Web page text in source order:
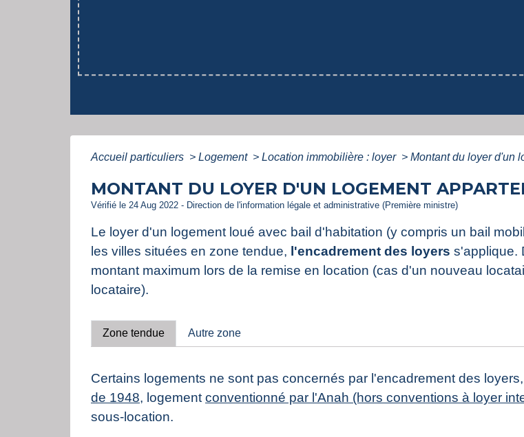
Accueil particuliers > Logement > Location immobilière : loyer > Montant du loyer d'un
MONTANT DU LOYER D'UN LOGEMENT
Vérifié le 24 Aug 2022 - Direction de l'information légale et administrative (Première ministre)
Le loyer d'un logement loué avec bail d'habitation (y compris un bail
les villes situées en zone tendue, l'encadrement des loyers s'applique.
montant maximum lors de la remise en location (cas d'un nouveau
locataire).
Zone tendue Autre zone
Certains logements ne sont pas concernés par l'encadrement des
de 1948, logement conventionné par l'Anah (hors conventions à loyer
sous-location.